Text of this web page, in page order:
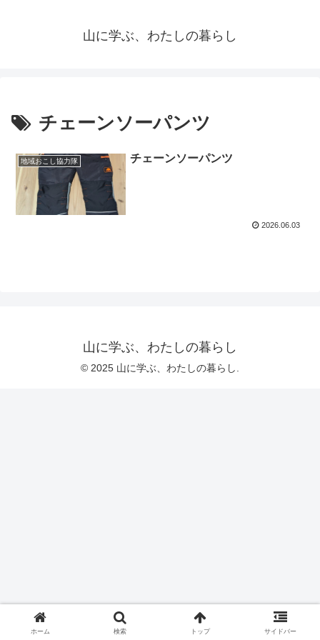
山に学ぶ、わたしの暮らし
チェーンソーパンツ
地域おこし協力隊 チェーンソーパンツ
2026.06.03
山に学ぶ、わたしの暮らし
© 2025 山に学ぶ、わたしの暮らし.
ホーム 検索 トップ サイドバー